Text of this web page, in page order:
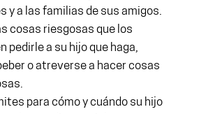
y a las familias de sus amigos.
cosas riesgosas que los
pedirle a su hijo que haga,
o atreverse a hacer cosas
para cómo y cuándo su hijo